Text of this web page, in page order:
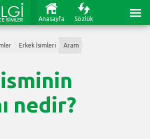
Anasayfa Sözlük
Erkek İsimleri Aram
nedir?